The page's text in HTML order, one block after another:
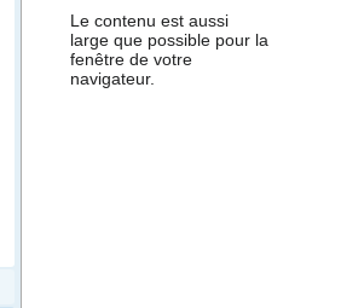
Le contenu est aussi
large que possible pour la
fenêtre de votre
navigateur.